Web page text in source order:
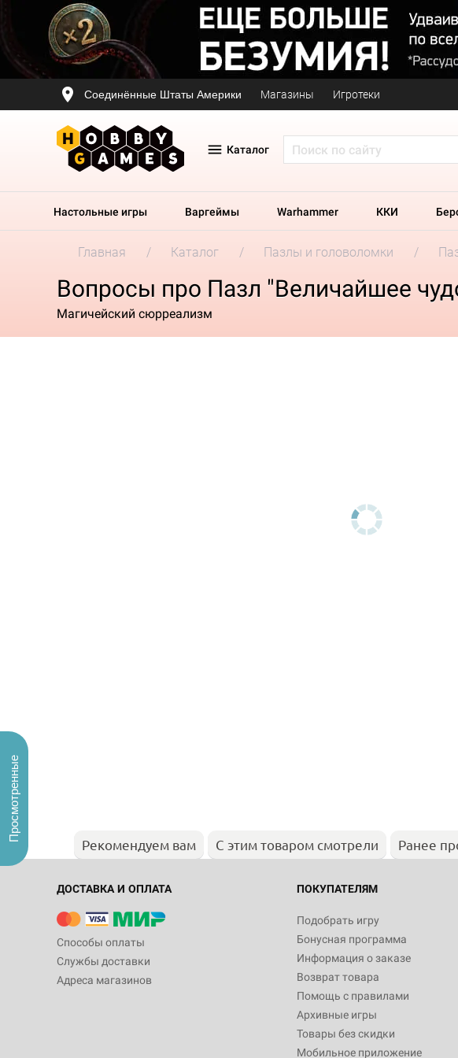
Соединённые Штаты Америки Магазины Игротеки
Каталог
Настольные игры Варгеймы Warhammer ККИ
Главная Каталог Пазлы и головоломки
Вопросы про Пазл "Величайшее
Магичейский сюрреализм
Рекомендуем вам С этим товаром смотрели Ранее
ДОСТАВКА И ОПЛАТА
Способы оплаты
Службы доставки
Адреса магазинов
ПОКУПАТЕЛЯМ
Подобрать игру
Бонусная программа
Информация о заказе
Возврат товара
Помощь с правилами
Архивные игры
Товары без скидки
Мобильное приложение
Просмотренные